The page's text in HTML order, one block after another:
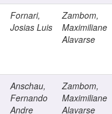
Fornari,
Josias Luis
Zambom,
Maximiliane
Alavarse
Anschau,
Fernando
Andre
Zambom,
Maximiliane
Alavarse